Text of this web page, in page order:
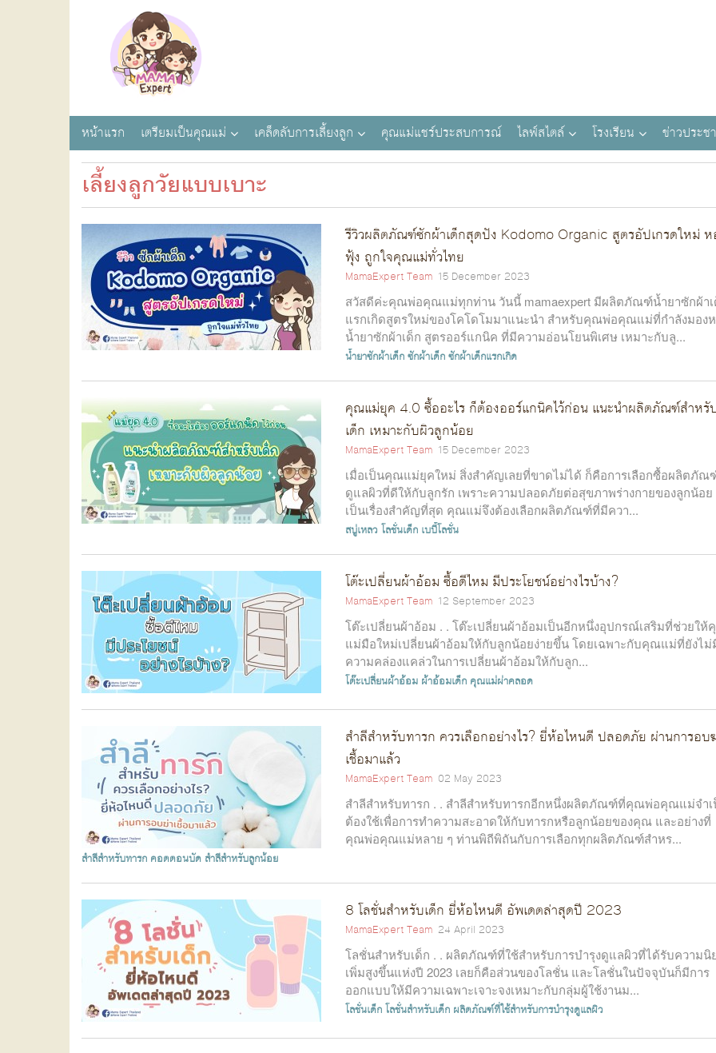
หน้าแรก เตรียมเป็นคุณแม่ เคล็ดลับการเลี้ยงลูก คุณแม่แชร์ประสบการณ์ ไลฟ์สไตล์ โรงเรียน ข่าวประ
เลี้ยงลูกวัยแบบเบาะ
รีวิวผลิตภัณฑ์ซักผ้าเด็กสุดปัง Kodomo Organic สูตรอัปเกรดใหม่
ฟุ้ง ถูกใจคุณแม่ทั่วไทย
MamaExpert Team 15 December 2023
สวัสดีค่ะคุณพ่อคุณแม่ทุกท่าน วันนี้ mamaexpert มีผลิตภัณฑ์น้ำยาซักผ้า
แรกเกิดสูตรใหม่ของโคโดโมมาแนะนำ สำหรับคุณพ่อคุณแม่ที่กำลังมอง
น้ำยาซักผ้าเด็ก สูตรออร์แกนิค ที่มีความอ่อนโยนพิเศษ เหมาะกับลู...
น้ำยาซักผ้าเด็กซักผ้าเด็กซักผ้าเด็กแรกเกิด
คุณแม่ยุค 4.0 ซื้ออะไร ก็ต้องออร์แกนิคไว้ก่อน แนะนำผลิตภัณฑ์สำหรั
เด็ก เหมาะกับผิวลูกน้อย
MamaExpert Team 15 December 2023
เมื่อเป็นคุณแม่ยุคใหม่ สิ่งสำคัญเลยที่ขาดไม่ได้ ก็คือการเลือกซื้อผลิตภัณ
ดูแลผิวที่ดีให้กับลูกรัก เพราะความปลอดภัยต่อสุขภาพร่างกายของลูกน้อย
เป็นเรื่องสำคัญที่สุด คุณแม่จึงต้องเลือกผลิตภัณฑ์ที่มีควา...
สบู่เหลว โลชั่นเด็ก เบบี้โลชั่น
โต๊ะเปลี่ยนผ้าอ้อม ซื้อดีไหม มีประโยชน์อย่างไรบ้าง?
MamaExpert Team 12 September 2023
โต๊ะเปลี่ยนผ้าอ้อม . . โต๊ะเปลี่ยนผ้าอ้อมเป็นอีกหนึ่งอุปกรณ์เสริมที่ช่วยให้
แม่มือใหม่เปลี่ยนผ้าอ้อมให้กับลูกน้อยง่ายขึ้น โดยเฉพาะกับคุณแม่ที่ยังไม่
ความคล่องแคล่วในการเปลี่ยนผ้าอ้อมให้กับลูก...
โต๊ะเปลี่ยนผ้าอ้อม ผ้าอ้อมเด็ก คุณแม่ผ่าคลอด
สำลีสำหรับทารก ควรเลือกอย่างไร? ยี่ห้อไหนดี ปลอดภัย ผ่านการอบ
เชื้อมาแล้ว
MamaExpert Team 02 May 2023
สำลีสำหรับทารก . . สำลีสำหรับทารกอีกหนึ่งผลิตภัณฑ์ที่คุณพ่อคุณแม่จำ
ต้องใช้เพื่อการทำความสะอาดให้กับทารกหรือลูกน้อยของคุณ และอย่างที่
คุณพ่อคุณแม่หลาย ๆ ท่านพิถีพิถันกับการเลือกทุกผลิตภัณฑ์สำหร...
สำลีสำหรับทารก คอตตอนบัด สำลีสำหรับลูกน้อย
8 โลชั่นสำหรับเด็ก ยี่ห้อไหนดี อัพเดตล่าสุดปี 2023
MamaExpert Team 24 April 2023
โลชั่นสำหรับเด็ก . . ผลิตภัณฑ์ที่ใช้สำหรับการบำรุงดูแลผิวที่ได้รับความนิ
เพิ่มสูงขึ้นแห่งปี 2023 เลยก็คือส่วนของโลชั่น และโลชั่นในปัจจุบันก็มีการ
ออกแบบให้มีความเฉพาะเจาะจงเหมาะกับกลุ่มผู้ใช้งานม...
โลชั่นเด็กโลชั่นสำหรับเด็ก ผลิตภัณฑ์ที่ใช้สำหรับการบำรุงดูแลผิว